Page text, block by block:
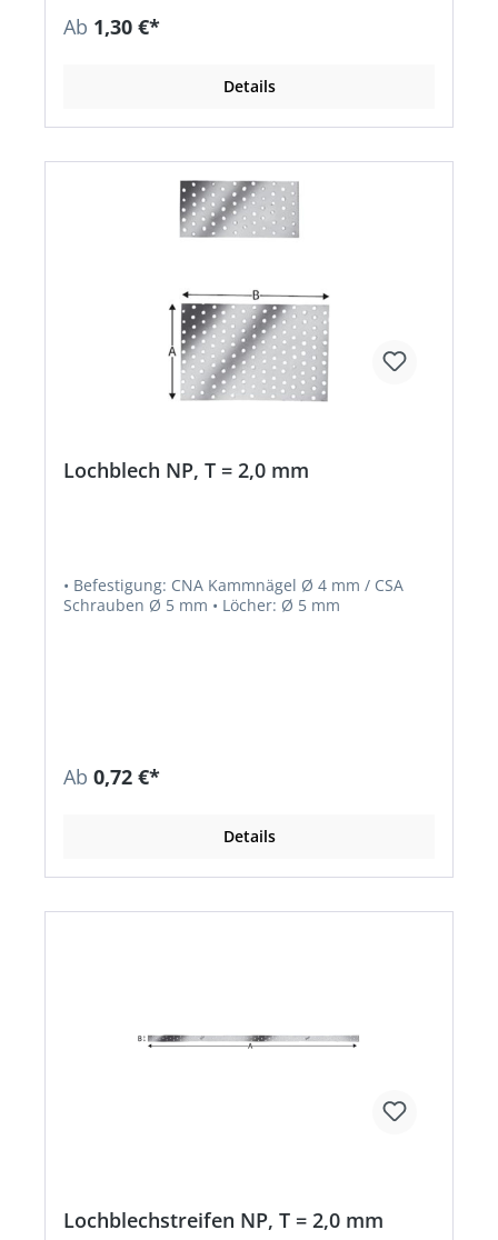
Ab 1,30 €*
Details
Lochblech NP, T = 2,0 mm
• Befestigung: CNA Kammnägel Ø 4 mm / CSA
Schrauben Ø 5 mm • Löcher: Ø 5 mm
Ab 0,72 €*
Details
Lochblechstreifen NP, T = 2,0 mm